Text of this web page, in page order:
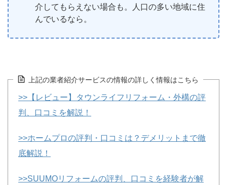
介してもらえない場合も。人口の多い地域に住
んでいるなら。
上記の業者紹介サービスの情報の詳しく情報はこちら
>>【レビュー】タウンライフリフォーム・外構の評
判、口コミを解説！
>>ホームプロの評判・口コミは？デメリットまで徹
底解説！
>>SUUMOリフォームの評判、口コミを経験者が解